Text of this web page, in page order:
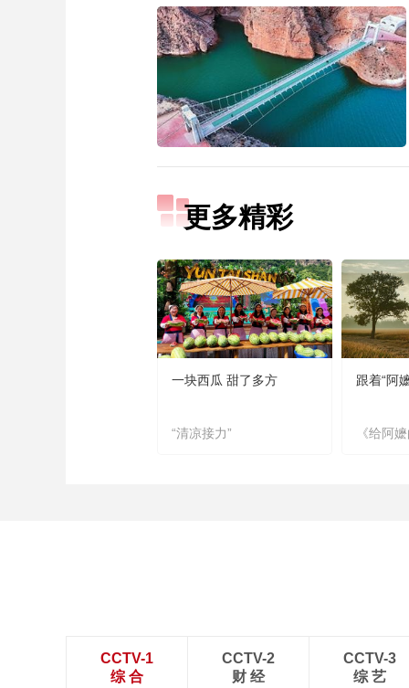
更多精彩
一块西瓜 甜了多方
“清凉接力”
跟着“阿
《给阿
CCTV-1
综 合
CCTV-2
财 经
CCTV-3
综 艺